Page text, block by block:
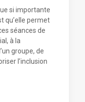
si importante
qu’elle permet
séances de
à la
groupe, de
l’inclusion